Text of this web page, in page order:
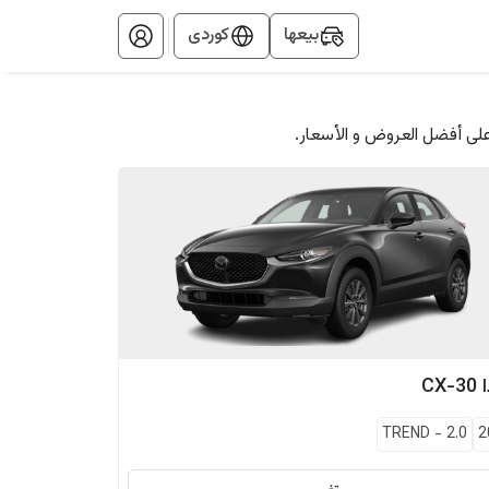
بيعها کوردی
أفضل العروض و الأسعار.
CX-30
TREND - 2.0